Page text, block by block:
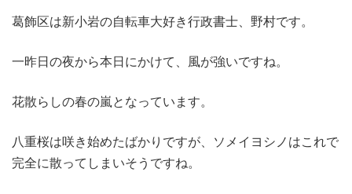
葛飾区は新小岩の自転車大好き行政書士、野村です。
一昨日の夜から本日にかけて、風が強いですね。
花散らしの春の嵐となっています。
八重桜は咲き始めたばかりですが、ソメイヨシノはこれで
完全に散ってしまいそうですね。